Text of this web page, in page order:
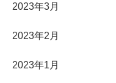
2023年3月
2023年2月
2023年1月